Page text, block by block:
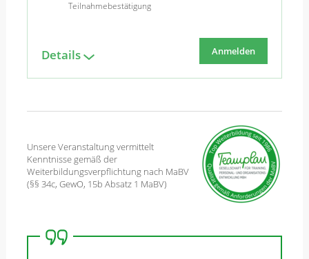
Teilnahmebestätigung
Details Anmelden
Unsere Veranstaltung vermittelt
Kenntnisse gemäß der
Weiterbildungsverpflichtung nach MaBV
(§§ 34c, GewO, 15b Absatz 1 MaBV)